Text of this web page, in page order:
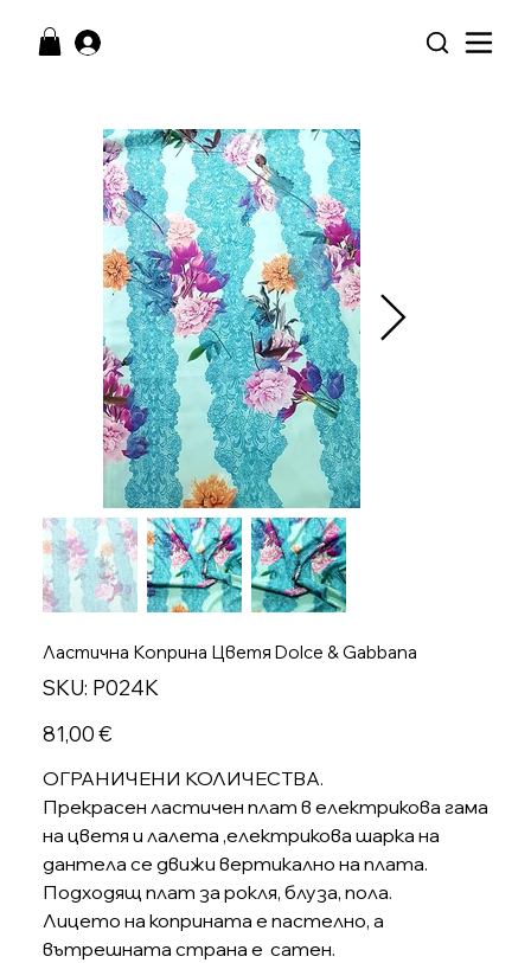
Ластична Коприна Цветя Dolce & Gabbana
SKU: SKU
P024K
P024K
Цена
81,00 €
ОГРАНИЧЕНИ КОЛИЧЕСТВА.
Прекрасен ластичен плат в електрикова гама
на цветя и лалета ,електрикова шарка на
дантела се движи вертикално на плата.
Подходящ плат за рокля, блуза, пола.
Лицето на коприната е пастелно, а
вътрешната страна е сатен.